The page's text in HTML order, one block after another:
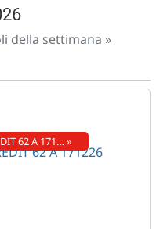
della settimana »
62 A 171… »